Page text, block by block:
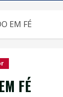
EM FÉ
FÉ